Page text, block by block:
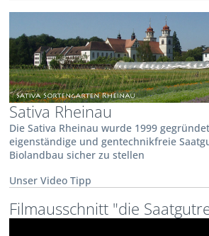
Sativa Rheinau
Die Sativa Rheinau wurde 1999
eigenständige und gentechnikfreie
Biolandbau sicher zu stellen
Unser Video Tipp
Filmausschnitt "die